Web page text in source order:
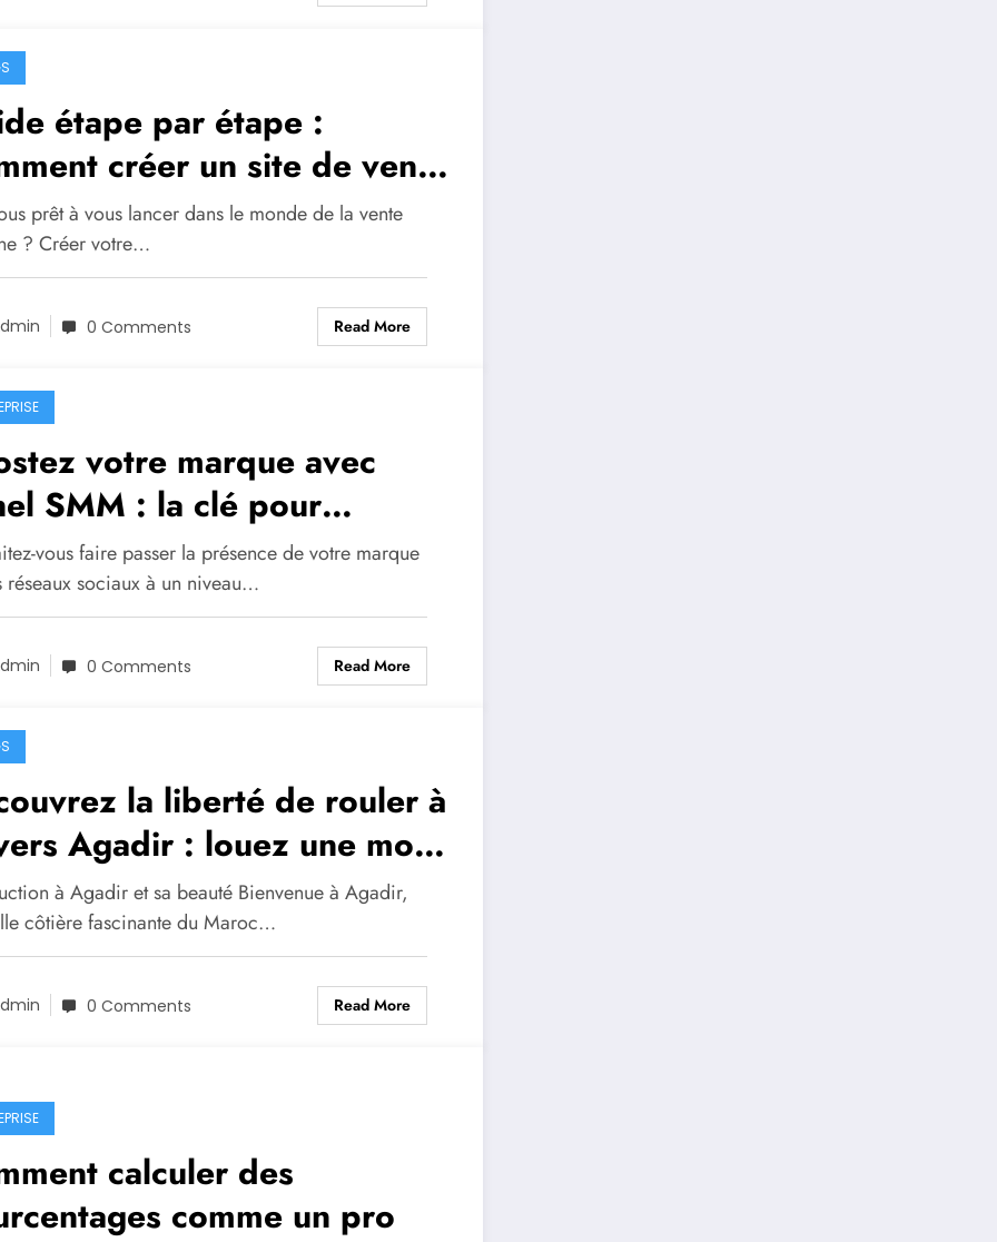
étape par étape :
créer un site de vente
à partir de zéro
prêt à vous lancer dans le monde de la vente
? Créer votre…
0 Comments Read More
votre marque avec
SMM : la clé pour
vos concurrents sur
sociaux
vous faire passer la présence de votre marque
réseaux sociaux à un niveau…
0 Comments Read More
la liberté de rouler à
Agadir : louez une moto
votre voyage
à Agadir et sa beauté Bienvenue à Agadir,
côtière fascinante du Maroc…
0 Comments Read More
calculer des
comme un pro